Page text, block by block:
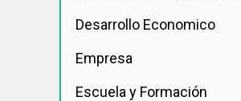
Desarrollo Economico
Empresa
Escuela y Formación